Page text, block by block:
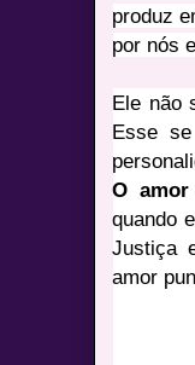
produz
por nós
Ele não
Esse
O
quando
Justiça
amor